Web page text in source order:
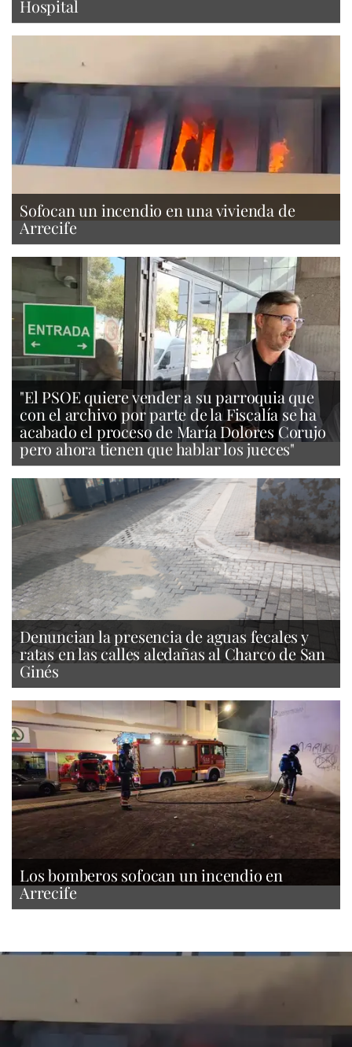
Hospital
Sofocan un incendio en una vivienda de
Arrecife
"El PSOE quiere vender a su parroquia que
con el archivo por parte de la Fiscalía se ha
acabado el proceso de María Dolores Corujo
pero ahora tienen que hablar los jueces"
Denuncian la presencia de aguas fecales y
ratas en las calles aledañas al Charco de San
Ginés
Los bomberos sofocan un incendio en
Arrecife